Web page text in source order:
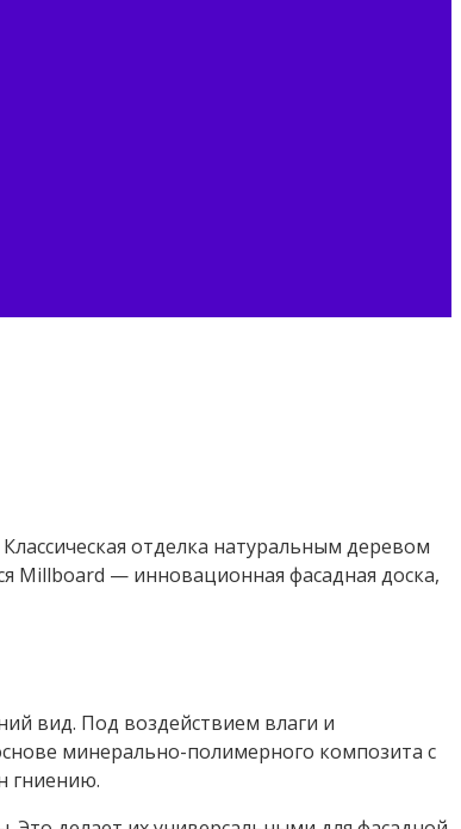
отделка натуральным деревом
Millboard — инновационная фасадная доска,
вид. Под воздействием влаги и
минерально-полимерного композита с
гниению.